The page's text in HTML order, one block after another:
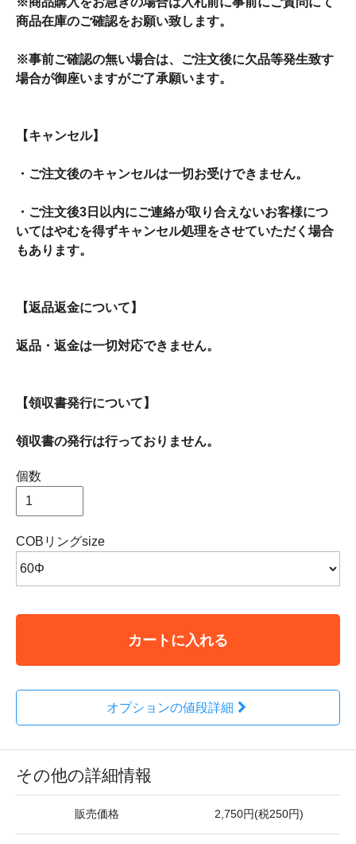
商品在庫のご確認をお願い致します。
※事前ご確認の無い場合は、ご注文後に欠品等発生致す
場合が御座いますがご了承願います。
【キャンセル】
・ご注文後のキャンセルは一切お受けできません。
・ご注文後3日以内にご連絡が取り合えないお客様につ
いてはやむを得ずキャンセル処理をさせていただく場合
もあります。
【返品返金について】
返品・返金は一切対応できません。
【領収書発行について】
領収書の発行は行っておりません。
個数
COBリングsize
カートに入れる
オプションの値段詳細
その他の詳細情報
販売価格 2,750円(税250円)